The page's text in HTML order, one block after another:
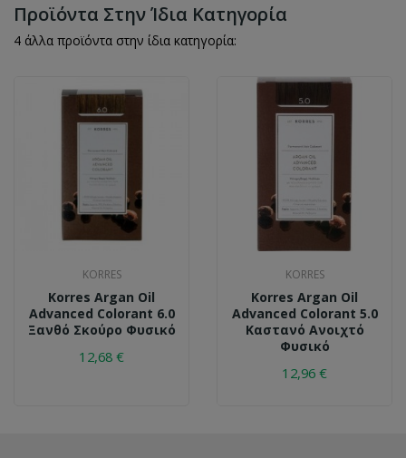
Προϊόντα Στην Ίδια Κατηγορία
4 άλλα προϊόντα στην ίδια κατηγορία:
KORRES
Korres Argan Oil
Advanced Colorant 6.0
Ξανθό Σκούρο Φυσικό
12,68 €
KORRES
Korres Argan Oil
Advanced Colorant 5.0
Καστανό Ανοιχτό
Φυσικό
12,96 €